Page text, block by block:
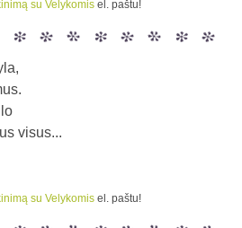
su Velykomis el. paštu!
visus...
su Velykomis el. paštu!